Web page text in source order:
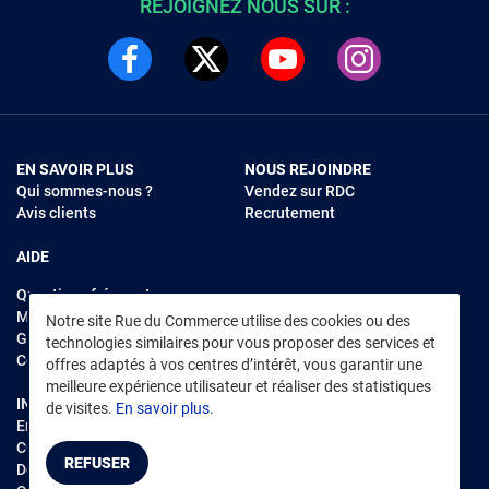
Notre site Rue du Commerce utilise des cookies ou des
technologies similaires pour vous proposer des services et
offres adaptés à vos centres d’intérêt, vous garantir une
meilleure expérience utilisateur et réaliser des statistiques
de visites. En savoir plus.
REFUSER
REJOIGNEZ NOUS SUR :
EN SAVOIR PLUS
Qui sommes-nous ?
Avis clients
AIDE
Questions fréquentes
Modes de règlements
Garantie et retours
Contacter Rue du Commerce
NOUS REJOINDRE
Vendez sur RDC
Recrutement
INFORMATIONS LÉGALES
Environnement
CGV /CGU Marketplace
Données personnelles